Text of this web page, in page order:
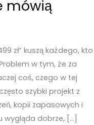
mówią
zł” kuszą każdego, kto
w tym, że za
coś, czego w tej
szybki projekt z
kopii zapasowych i
dobrze, […]